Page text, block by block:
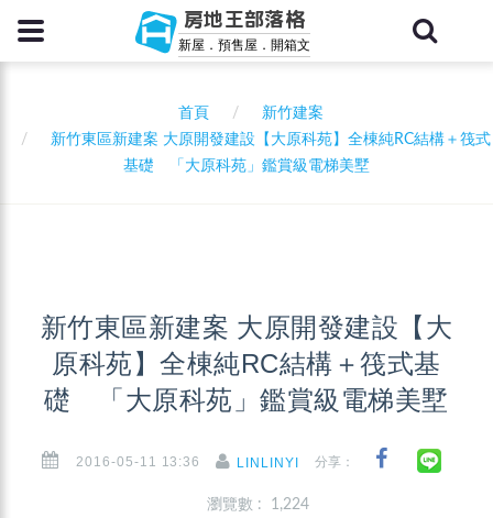
房地王部落格
新屋．預售屋．開箱文
首頁
新竹建案
新竹東區新建案 大原開發建設【大原科苑】全棟純RC結構＋筏式
基礎 「大原科苑」鑑賞級電梯美墅
新竹東區新建案 大原開發建設【大
原科苑】全棟純RC結構＋筏式基
礎 「大原科苑」鑑賞級電梯美墅
2016-05-11 13:36 LINLINYI 分享：
瀏覽數 : 1,224